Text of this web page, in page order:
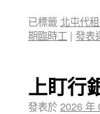
已標籤 北屯代
期臨時工 | 發表
上盯行
發表於2026 年